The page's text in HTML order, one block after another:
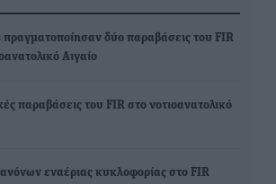
δύο παραβάσεις του FIR
Αιγαίο
παραβάσεις του FIR στο νοτιοανατολικό
εναέριας κυκλοφορίας στο FIR